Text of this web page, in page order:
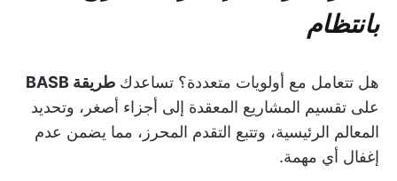
بانتظام
هل تتعامل مع أولويات متعددة؟ تساعدك طريقة BASB
على تقسيم المشاريع المعقدة إلى أجزاء أصغر، وتحديد
المعالم الرئيسية، وتتبع التقدم المحرز، مما يضمن عدم
إغفال أي مهمة.